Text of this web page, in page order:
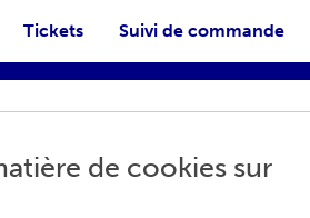
Tickets Suivi de commande
de cookies sur